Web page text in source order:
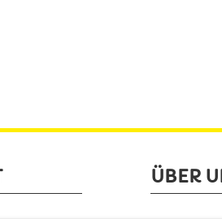
ÜBER